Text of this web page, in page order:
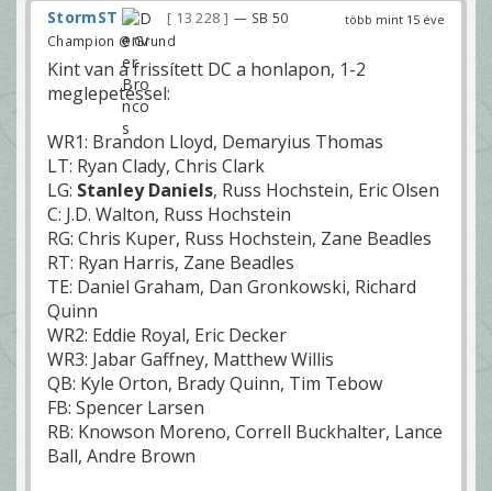
több mint 15 éve
StormST 13 228
— SB 50
Champion @ Grund
Kint van a frissített DC a honlapon, 1-2
meglepetéssel:
WR1: Brandon Lloyd, Demaryius Thomas
LT: Ryan Clady, Chris Clark
LG: Stanley Daniels, Russ Hochstein, Eric Olsen
C: J.D. Walton, Russ Hochstein
RG: Chris Kuper, Russ Hochstein, Zane Beadles
RT: Ryan Harris, Zane Beadles
TE: Daniel Graham, Dan Gronkowski, Richard
Quinn
WR2: Eddie Royal, Eric Decker
WR3: Jabar Gaffney, Matthew Willis
QB: Kyle Orton, Brady Quinn, Tim Tebow
FB: Spencer Larsen
RB: Knowson Moreno, Correll Buckhalter, Lance
Ball, Andre Brown